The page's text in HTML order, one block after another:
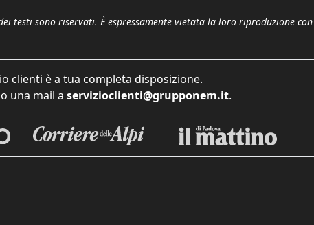
testi sono riservati. È espressamente vietata la loro riproduzione
clienti è a tua completa disposizione.
una mail a servizioclienti@grupponem.it.